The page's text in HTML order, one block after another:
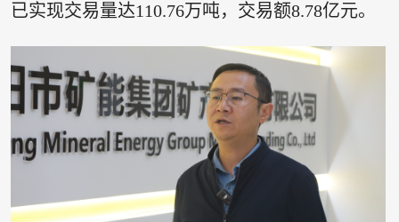
已实现交易量达110.76万吨，交易额8.78亿元。